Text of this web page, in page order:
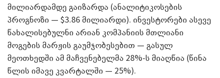
მილიარდამდე გაიზარდა (ანალიტიკოსების
პროგნოზი — $3.86 მილიარდი). ინვესტორები ასევე
წახალისებულნი არიან კომპანიის მთლიანი
მოგების მარჟის გაუმჯობესებით — გასულ
მეოთხედში ამ მაჩვენებელმა 28%-ს მიაღწია (წინა
წლის იმავე კვარტალში — 25%).